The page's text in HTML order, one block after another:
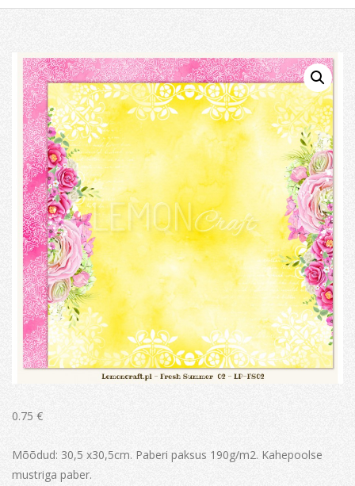
0.75 €
Mõõdud: 30,5 x30,5cm. Paberi paksus 190g/m2. Kahepoolse
mustriga paber.